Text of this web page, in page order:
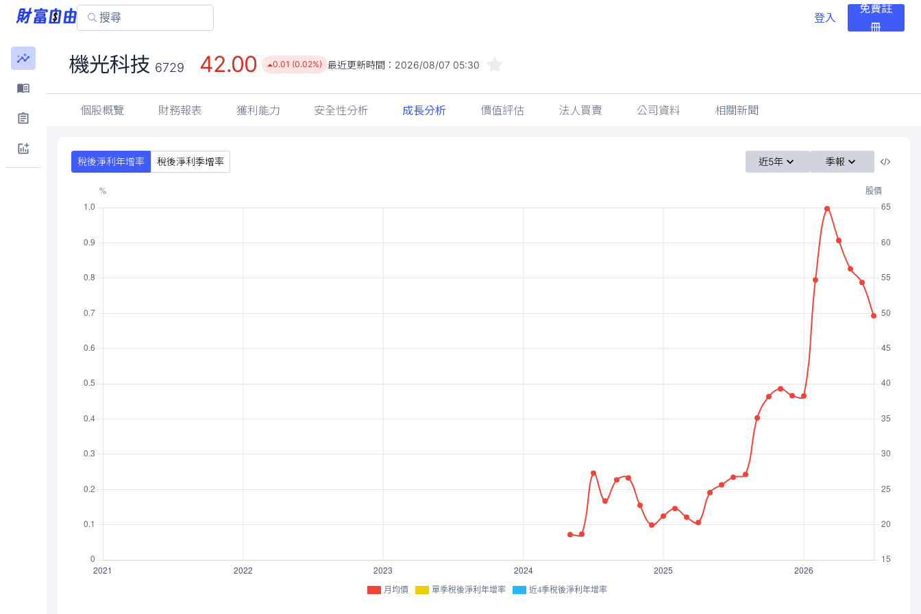
登入
免費註
冊
機光科技 6729 42.00 0.01 (0.02%) 最近更新時間： 2026/08/07 05:30
個股概覽 財務報表 獲利能力 安全性分析 成長分析 價值評估 法人買賣 公司資料 相關新聞
稅後淨利年增率 稅後淨利季增率 近5年 季報
月均價 單季稅後淨利年增率 近4季稅後淨利年增率